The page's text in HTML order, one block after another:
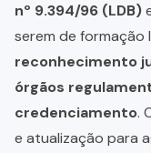
nº 9.394/96 (LDB)
serem de formação
reconhecimento
órgãos
credenciamento.
e atualização para